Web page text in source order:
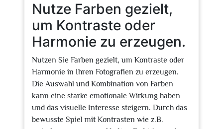
Nutze Farben gezielt,
um Kontraste oder
Harmonie zu erzeugen.
Nutzen Sie Farben gezielt, um Kontraste oder
Harmonie in Ihren Fotografien zu erzeugen.
Die Auswahl und Kombination von Farben
kann eine starke emotionale Wirkung haben
und das visuelle Interesse steigern. Durch das
bewusste Spiel mit Kontrasten wie z.B.